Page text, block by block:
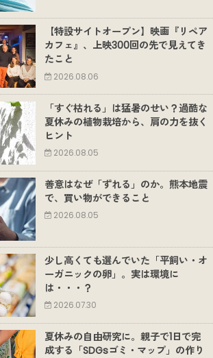
【特設サイトオープン】映画『リペア
カフェ』、上映300回の先で見えてき
たこと
2026.08.06
「すぐ枯れる」は猛暑のせい？過酷な
夏休みの植物栽培から、肩の力を抜く
ヒント
2026.08.05
善意はなぜ「ずれる」のか。熊本地震
で、買い物ができること
2026.08.05
少し高くても選んでいた「平飼い・オ
ーガニックの卵」。実は環境に
は・・・？
2026.07.30
夏休みの自由研究に。親子で1日で完
成する「SDGsゴミ・マップ」の作り